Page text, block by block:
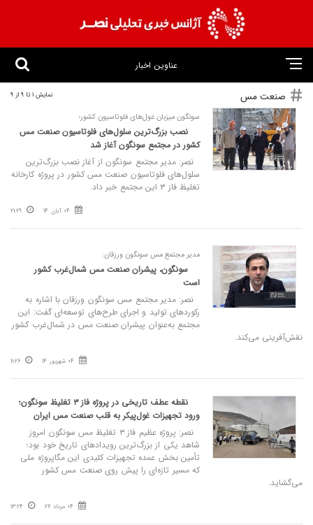
عناوین اخبار
صنعت مس نمایش 1 تا 9 از 9
سونگون میزبان غول‌های فلوتاسیون کشور؛
نصب بزرگ‌ترین سلول‌های فلوتاسیون صنعت مس
کشور در مجتمع سونگون آغاز شد
نصر: مدیر مجتمع سونگون از آغاز نصب بزرگ‌ترین
سلول‌های فلوتاسیون صنعت مس کشور در پروژه کارخانه
تغلیظ فاز ۳ این مجتمع خبر داد.
04 آبان 14 21:29
مدیر مجتمع مس سونگون ورزقان:
سونگون، پیشران صنعت مس شمال‌غرب کشور
است
نصر: مدیر مجتمع مس سونگون ورزقان با اشاره به
رکوردهای تولید و اجرای طرح‌های توسعه‌ای گفت: این
مجتمع به‌عنوان پیشران صنعت مس در شمال‌غرب کشور
نقش‌آفرینی می‌کند.
04 شهریور 14 11:26
نقطه عطف تاریخی در پروژه فاز ۳ تغلیظ سونگون؛
ورود تجهیزات غول‌پیکر به قلب صنعت مس ایران
نصر: پروژه عظیم فاز ۳ تغلیظ مس سونگون امروز
شاهد یکی از بزرگ‌ترین رویدادهای تاریخ خود بود؛
تأمین بخش عمده تجهیزات کلیدی این مگاپروژه ملی
که مسیر تازه‌ای را پیش روی صنعت مس کشور
می‌گشاید.
04 مرداد 26 13:24